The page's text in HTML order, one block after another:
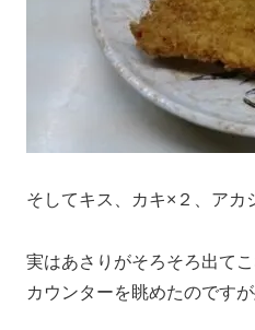
そしてキス、カキ×２、アカ
実はあさりがそろそろ出て
カウンターを眺めたのですが